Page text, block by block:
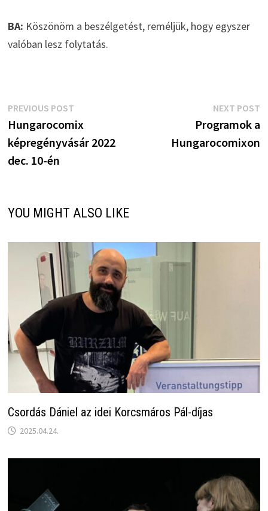
BA: Köszönöm a beszélgetést, reméljük, hogy egyszer
valóban lesz folytatás.
Bejegyzés
navigáció
PREVIOUS POSTPrevious
post:
Hungarocomix
képregényvásár 2022
dec. 10-én
NEXT POST
Programok a
Hungarocomixon
YOU MIGHT ALSO LIKE
Csordás Dániel az idei Korcsmáros Pál-díjas
2025.04.24.